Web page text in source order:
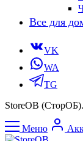
Все для
VK
WA
TG
StoreOB
Меню